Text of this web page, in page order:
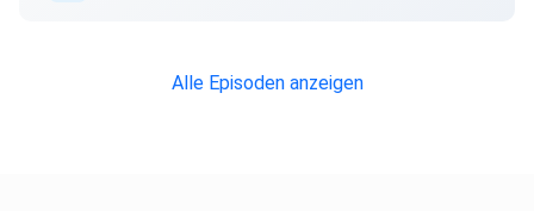
Alle Episoden anzeigen